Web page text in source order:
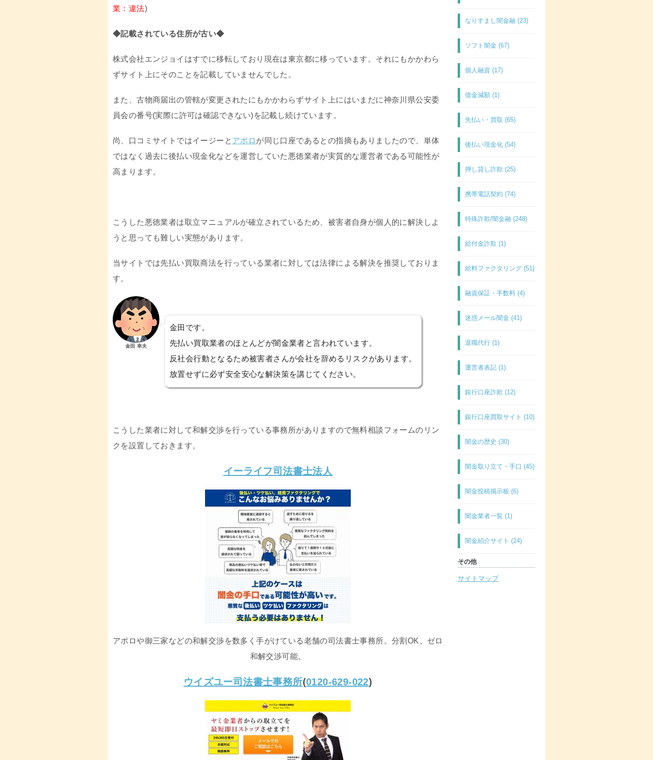
業：違法)
◆記載されている住所が古い◆
株式会社エンジョイはすでに移転しており現在は東京都に移っています。それにもかかわら
ずサイト上にそのことを記載していませんでした。
また、古物商届出の管轄が変更されたにもかかわらずサイト上にはいまだに神奈川県公安委
員会の番号(実際に許可は確認できない)を記載し続けています。
尚、口コミサイトではイージーと アポロ が同じ口座であるとの指摘もありましたので、単体
ではなく過去に後払い現金化などを運営していた悪徳業者が実質的な運営者である可能性が
高まります。
こうした悪徳業者は取立マニュアルが確立されているため、被害者自身が個人的に解決しよ
うと思っても難しい実態があります。
当サイトでは先払い買取商法を行っている業者に対しては法律による解決を推奨しておりま
す。
金田 幸夫
金田です。
先払い買取業者のほとんどが闇金業者と言われています。
反社会行動となるため被害者さんが会社を辞めるリスクがあります。
放置せずに必ず安全安心な解決策を講じてください。
こうした業者に対して和解交渉を行っている事務所がありますので無料相談フォームのリン
クを設置しておきます。
イーライフ司法書士法人
アポロや御三家などの和解交渉を数多く手がけている老舗の司法書士事務所。分割OK、ゼロ
和解交渉可能。
ウイズユー司法書士事務所(0120-629-022)
なりすまし闇金融 (23)
ソフト闇金 (67)
個人融資 (17)
借金減額 (1)
先払い・買取 (65)
後払い現金化 (54)
押し貸し詐欺 (25)
携帯電話契約 (74)
特殊詐欺/闇金融 (248)
給付金詐欺 (1)
給料ファクタリング (51)
融資保証・手数料 (4)
迷惑メール闇金 (41)
退職代行 (1)
運営者表記 (1)
銀行口座詐欺 (12)
銀行口座買取サイト (10)
闇金の歴史 (30)
闇金取り立て・手口 (45)
闇金投稿掲示板 (6)
闇金業者一覧 (1)
闇金紹介サイト (24)
その他
サイトマップ